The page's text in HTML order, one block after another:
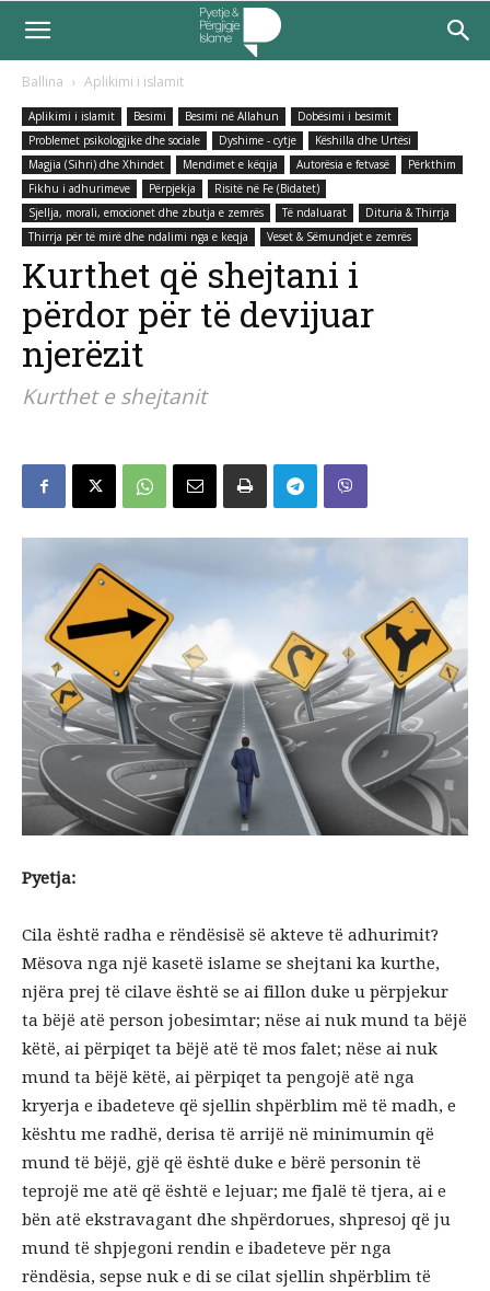
Ballina Aplikimi i islamit
Aplikimi i islamit Besimi Besimi në Allahun
Dobësimi i besimit
Problemet psikologjike dhe sociale
Dyshime - cytje
Këshilla dhe Urtësi
Magjia (Sihri) dhe Xhindet
Mendimet e këqija Autorësia e fetvasë
Përkthim
Fikhu i adhurimeve
Përpjekja
Risitë në Fe (Bidatet)
Sjellja, morali, emocionet dhe zbutja e zemrës
Të ndaluarat
Dituria & Thirrja
Thirrja për të mirë dhe ndalimi nga e keqja
Veset & Sëmundjet e zemrës
Kurthet që shejtani i
përdor për të devijuar
njerëzit
Kurthet e shejtanit
Pyetja:
Cila është radha e rëndësisë së akteve të adhurimit?
Mësova nga një kasetë islame se shejtani ka kurthe,
njëra prej të cilave është se ai fillon duke u përpjekur
ta bëjë atë person jobesimtar; nëse ai nuk mund ta bëjë
këtë, ai përpiqet ta bëjë atë të mos falet; nëse ai nuk
mund ta bëjë këtë, ai përpiqet ta pengojë atë nga
kryerja e ibadeteve që sjellin shpërblim më të madh, e
kështu me radhë, derisa të arrijë në minimumin që
mund të bëjë, gjë që është duke e bërë personin të
teprojë me atë që është e lejuar; me fjalë të tjera, ai e
bën atë ekstravagant dhe shpërdorues, shpresoj që ju
mund të shpjegoni rendin e ibadeteve për nga
rëndësia, sepse nuk e di se cilat sjellin shpërblim të